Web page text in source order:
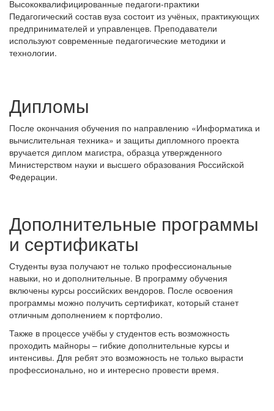
Высококвалифицированные педагоги-практики
Педагогический состав вуза состоит из учёных, практикующих
предпринимателей и управленцев. Преподаватели
используют современные педагогические методики и
технологии.
Дипломы
После окончания обучения по направлению «Информатика и
вычислительная техника» и защиты дипломного проекта
вручается диплом магистра, образца утвержденного
Министерством науки и высшего образования Российской
Федерации.
Дополнительные программы
и сертификаты
Студенты вуза получают не только профессиональные
навыки, но и дополнительные. В программу обучения
включены курсы российских вендоров. После освоения
программы можно получить сертификат, который станет
отличным дополнением к портфолио.
Также в процессе учёбы у студентов есть возможность
проходить майноры – гибкие дополнительные курсы и
интенсивы. Для ребят это возможность не только вырасти
профессионально, но и интересно провести время.